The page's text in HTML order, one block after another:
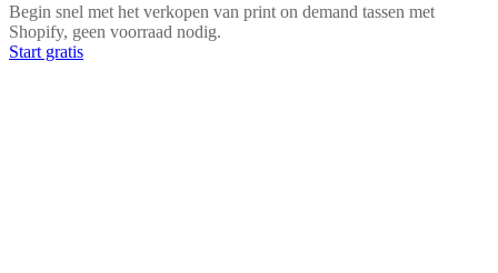
Begin snel met het verkopen van print on demand tassen met
Shopify, geen voorraad nodig.
Start gratis